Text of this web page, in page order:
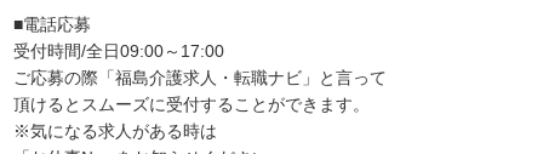
■電話応募
受付時間/全日09:00～17:00
ご応募の際「福島介護求人・転職ナビ」と言って
頂けるとスムーズに受付することができます。
※気になる求人がある時は